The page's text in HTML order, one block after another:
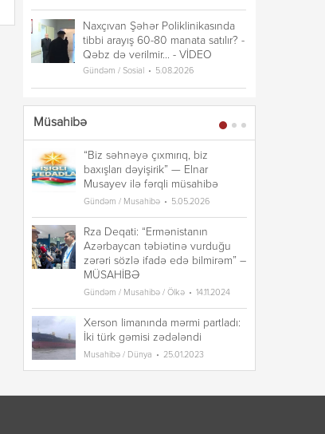
Naxçıvan Şəhər Poliklinikasında
tibbi arayış 60-80 manata satılır? -
Qəbz də verilmir... - VİDEO
Gündəm / Sosial 5.08.2026
Müsahibə
“Biz səhnəyə çıxmırıq, biz
baxışları dəyişirik” — Elnar
Musayev ilə fərqli müsahibə
Gündəm / Musahibə 5.05.2026
Rza Deqati: “Ermənistanın
Azərbaycan təbiətinə vurduğu
zərəri sözlə ifadə edə bilmirəm” –
MÜSAHİBƏ
Gündəm / Musahibə / Ölkə 14.11.2024
Xerson limanında mərmi partladı:
İki türk gəmisi zədələndi
Musahibə / Dünya 25.01.2023